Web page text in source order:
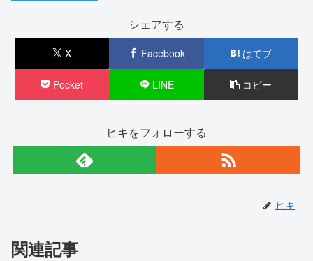
シェアする
X Facebook はてブ
Pocket LINE コピー
ヒキをフォローする
ヒキ
関連記事